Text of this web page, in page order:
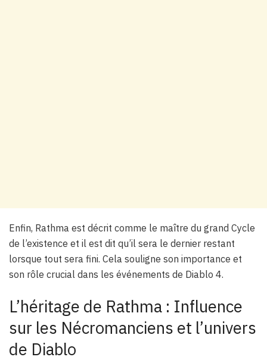
Enfin, Rathma est décrit comme le maître du grand Cycle
de l’existence et il est dit qu’il sera le dernier restant
lorsque tout sera fini. Cela souligne son importance et
son rôle crucial dans les événements de Diablo 4.
L’héritage de Rathma : Influence
sur les Nécromanciens et l’univers
de Diablo